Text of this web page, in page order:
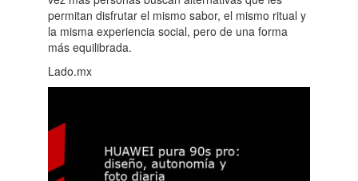
permitan disfrutar el mismo sabor, el mismo ritual y
la misma experiencia social, pero de una forma
más equilibrada.
Lado.mx